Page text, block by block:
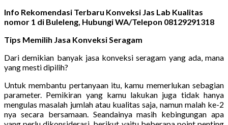
Info Rekomendasi Terbaru Konveksi Jas Lab Kualitas
nomor 1 di Buleleng, Hubungi WA/Telepon 08129291318
Tips Memilih Jasa Konveksi Seragam
Dari demikian banyak jasa konveksi seragam yang ada, mana
yang mesti dipilih?
Untuk membantu pertanyaan itu, kamu memerlukan sebagian
parameter. Pemikiran yang kamu lakukan juga tidak hanya
mengulas masalah jumlah atau kualitas saja, namun malah ke-2
nya secara bersamaan. Seandainya masih kebingungan apa